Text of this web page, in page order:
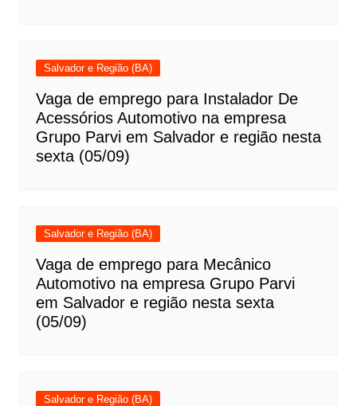
Salvador e Região (BA)
Vaga de emprego para Instalador De
Acessórios Automotivo na empresa
Grupo Parvi em Salvador e região nesta
sexta (05/09)
Salvador e Região (BA)
Vaga de emprego para Mecânico
Automotivo na empresa Grupo Parvi
em Salvador e região nesta sexta
(05/09)
Salvador e Região (BA)